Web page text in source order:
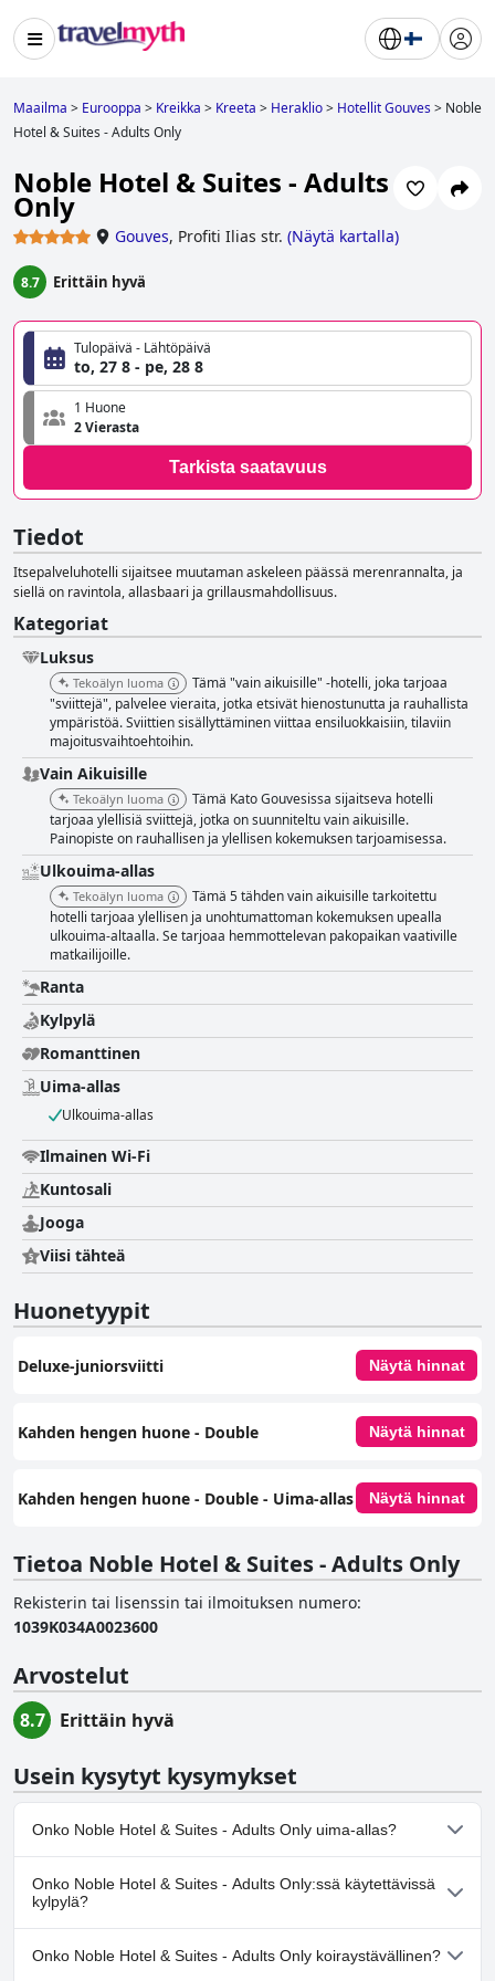
Maailma > Eurooppa > Kreikka > Kreeta > Heraklio> Hotellit Gouves> Noble
Hotel & Suites - Adults Only
Noble Hotel & Suites - Adults
Only
Gouves, Profiti Ilias str. (Näytä kartalla)
8.7 Erittäin hyvä
Tulopäivä - Lähtöpäivä
to, 27 8 - pe, 28 8
1 Huone
2 Vierasta
Tarkista saatavuus
Tiedot
Itsepalveluhotelli sijaitsee muutaman askeleen päässä merenrannalta, ja
siellä on ravintola, allasbaari ja grillausmahdollisuus.
Kategoriat
Luksus
Tekoälyn luoma
Tämä "vain aikuisille" -hotelli, joka tarjoaa
"sviittejä", palvelee vieraita, jotka etsivät hienostunutta ja rauhallista
ympäristöä. Sviittien sisällyttäminen viittaa ensiluokkaisiin, tilaviin
majoitusvaihtoehtoihin.
Vain Aikuisille
Tekoälyn luoma
Tämä Kato Gouvesissa sijaitseva hotelli
tarjoaa ylellisiä sviittejä, jotka on suunniteltu vain aikuisille.
Painopiste on rauhallisen ja ylellisen kokemuksen tarjoamisessa.
Ulkouima-allas
Tekoälyn luoma
Tämä 5 tähden vain aikuisille tarkoitettu
hotelli tarjoaa ylellisen ja unohtumattoman kokemuksen upealla
ulkouima-altaalla. Se tarjoaa hemmottelevan pakopaikan vaativille
matkailijoille.
Ranta
Kylpylä
Romanttinen
Uima-allas
Ulkouima-allas
Ilmainen Wi-Fi
Kuntosali
Jooga
Viisi tähteä
Huonetyypit
Deluxe-juniorsviitti Näytä hinnat
Kahden hengen huone - Double Näytä hinnat
Kahden hengen huone - Double - Uima-allas Näytä hinnat
Tietoa Noble Hotel & Suites - Adults Only
Rekisterin tai lisenssin tai ilmoituksen numero:
1039Κ034Α0023600
Arvostelut
8.7 Erittäin hyvä
Usein kysytyt kysymykset
Onko Noble Hotel & Suites - Adults Only uima-allas?
Kyllä, Noble Hotel & Suites - Adults Only:ssä on uima-allas/altaita,
jotka kuuluvat yhteen tai useampaan seuraavista luokista:
Ulkouima-allas.
Onko Noble Hotel & Suites - Adults Only:ssä käytettävissä
kylpylä?
Kyllä, Noble Hotel & Suites - Adults Only tarjoaa kylpylän.
Onko Noble Hotel & Suites - Adults Only koiraystävällinen?